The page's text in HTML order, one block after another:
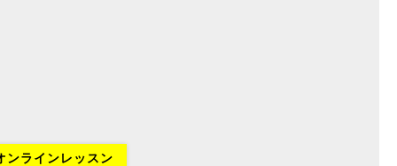
ンラインレッスン